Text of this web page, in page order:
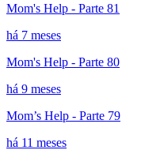
Mom's Help - Parte 81
há 7 meses
Mom's Help - Parte 80
há 9 meses
Mom’s Help - Parte 79
há 11 meses